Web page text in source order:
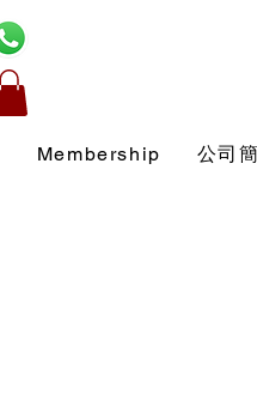
Membership 公司